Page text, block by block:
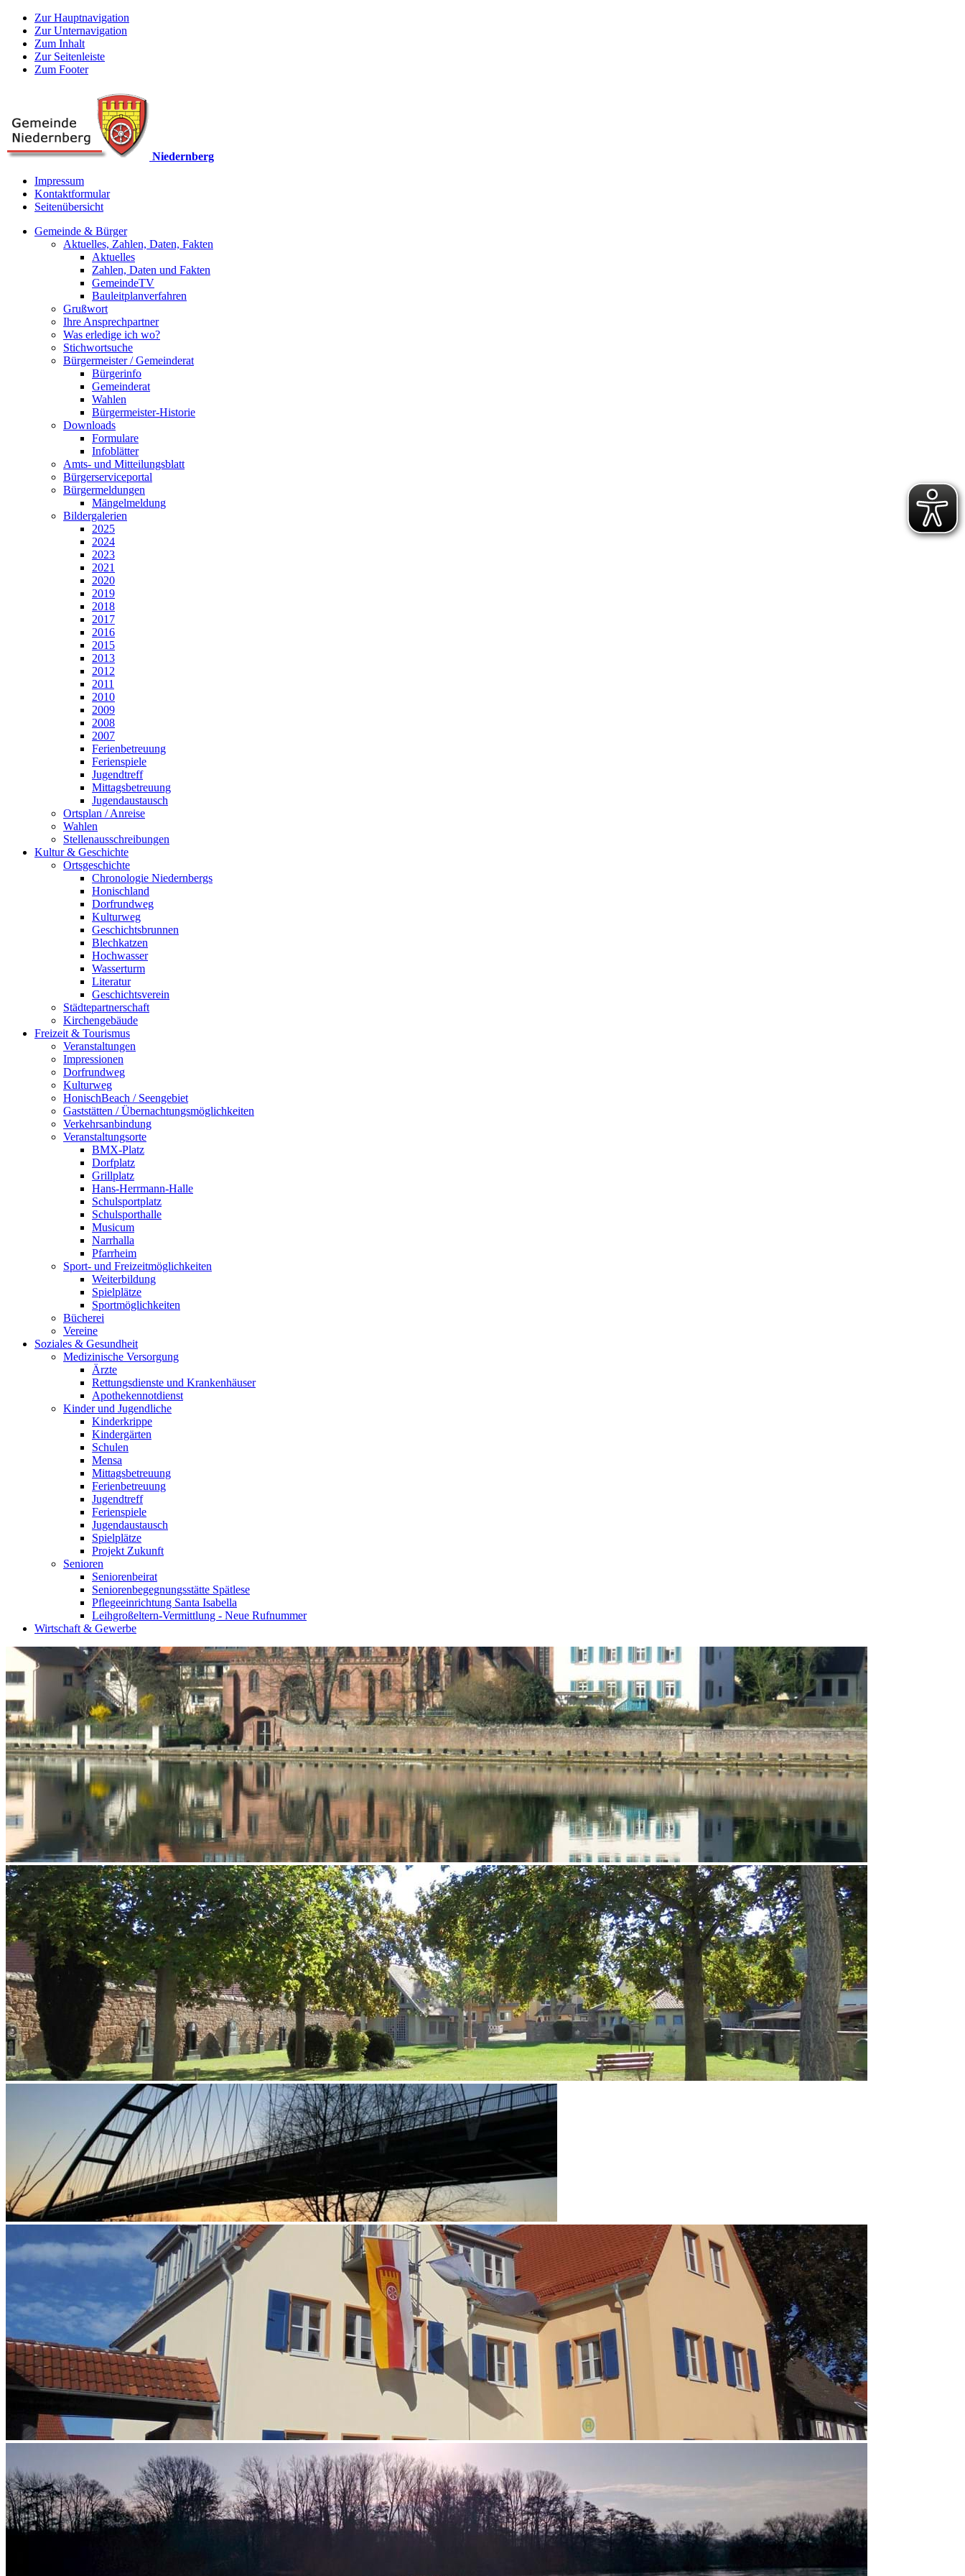
Zur Hauptnavigation
Zur Unternavigation
Zum Inhalt
Zur Seitenleiste
Zum Footer
Niedernberg
Impressum
Kontaktformular
Seitenübersicht
Gemeinde & Bürger
Aktuelles, Zahlen, Daten, Fakten
Aktuelles
Zahlen, Daten und Fakten
GemeindeTV
Bauleitplanverfahren
Grußwort
Ihre Ansprechpartner
Was erledige ich wo?
Stichwortsuche
Bürgermeister / Gemeinderat
Bürgerinfo
Gemeinderat
Wahlen
Bürgermeister-Historie
Downloads
Formulare
Infoblätter
Amts- und Mitteilungsblatt
Bürgerserviceportal
Bürgermeldungen
Mängelmeldung
Bildergalerien
2025
2024
2023
2021
2020
2019
2018
2017
2016
2015
2013
2012
2011
2010
2009
2008
2007
Ferienbetreuung
Ferienspiele
Jugendtreff
Mittagsbetreuung
Jugendaustausch
Ortsplan / Anreise
Wahlen
Stellenausschreibungen
Kultur & Geschichte
Ortsgeschichte
Chronologie Niedernbergs
Honischland
Dorfrundweg
Kulturweg
Geschichtsbrunnen
Blechkatzen
Hochwasser
Wasserturm
Literatur
Geschichtsverein
Städtepartnerschaft
Kirchengebäude
Freizeit & Tourismus
Veranstaltungen
Impressionen
Dorfrundweg
Kulturweg
HonischBeach / Seengebiet
Gaststätten / Übernachtungsmöglichkeiten
Verkehrsanbindung
Veranstaltungsorte
BMX-Platz
Dorfplatz
Grillplatz
Hans-Herrmann-Halle
Schulsportplatz
Schulsporthalle
Musicum
Narrhalla
Pfarrheim
Sport- und Freizeitmöglichkeiten
Weiterbildung
Spielplätze
Sportmöglichkeiten
Bücherei
Vereine
Soziales & Gesundheit
Medizinische Versorgung
Ärzte
Rettungsdienste und Krankenhäuser
Apothekennotdienst
Kinder und Jugendliche
Kinderkrippe
Kindergärten
Schulen
Mensa
Mittagsbetreuung
Ferienbetreuung
Jugendtreff
Ferienspiele
Jugendaustausch
Spielplätze
Projekt Zukunft
Senioren
Seniorenbeirat
Seniorenbegegnungsstätte Spätlese
Pflegeeinrichtung Santa Isabella
Leihgroßeltern-Vermittlung - Neue Rufnummer
Wirtschaft & Gewerbe